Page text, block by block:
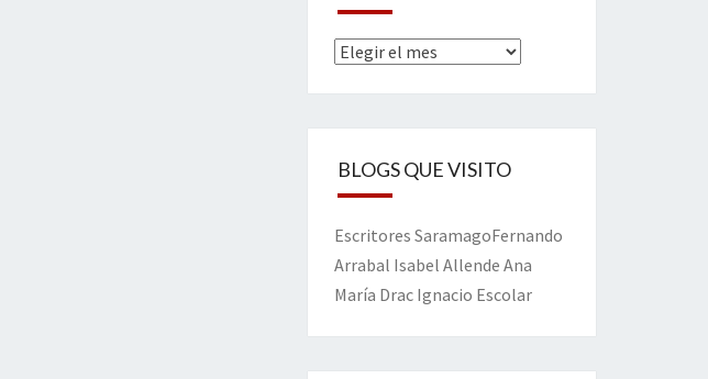
Archivos
BLOGS QUE VISITO
Escritores SaramagoFernando
Arrabal Isabel Allende Ana
María Drac Ignacio Escolar